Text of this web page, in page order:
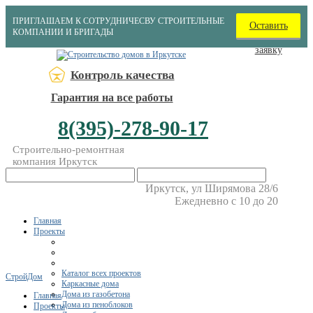
ПРИГЛАШАЕМ К СОТРУДНИЧЕСВУ СТРОИТЕЛЬНЫЕ
КОМПАНИИ И БРИГАДЫ
Оставить
заявку
Контроль качества
Гарантия на все работы
8(395)-278-90-17
Строительно-ремонтная
компания Иркутск
Иркутск, ул Ширямова 28/6
Ежедневно с 10 до 20
Главная
Проекты
Каталог всех проектов
Каркасные дома
Дома из газобетона
Дома из пеноблоков
СтройДом
Главная
Проекты